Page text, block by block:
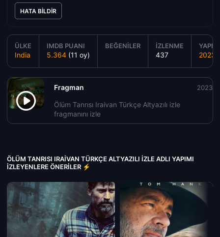
HATA BILDIR
ÜLKE
India
IMDB PUANI
5.364 (11 oy)
BEĞENILER İZLENME
437 2023
Fragman
Ölüm Tanrısı Iraivan Türkçe Altyazılı izle
fragmanını izle
2023
ÖLÜM TANRISI IRAIVAN TÜRKÇE ALTYAZILI IZLE ADLI YAPIMI
İZLEYENLERE ÖNERILER ⚡